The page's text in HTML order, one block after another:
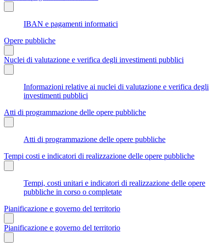
IBAN e pagamenti informatici
Opere pubbliche
Nuclei di valutazione e verifica degli investimenti pubblici
Informazioni relative ai nuclei di valutazione e verifica degli
investimenti pubblici
Atti di programmazione delle opere pubbliche
Atti di programmazione delle opere pubbliche
Tempi costi e indicatori di realizzazione delle opere pubbliche
Tempi, costi unitari e indicatori di realizzazione delle opere
pubbliche in corso o completate
Pianificazione e governo del territorio
Pianificazione e governo del territorio